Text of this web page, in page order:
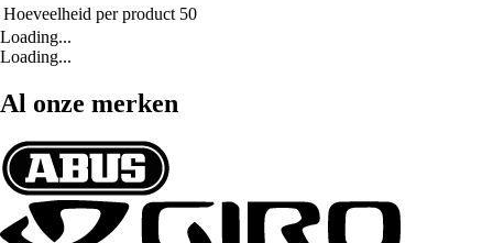
Hoeveelheid per product 50
Loading...
Loading...
Al onze merken